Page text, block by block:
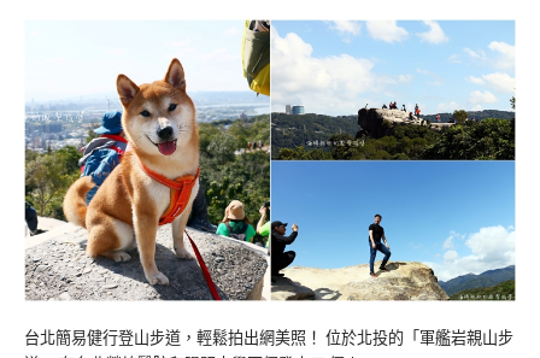
台北簡易健行登山步道，輕鬆拍出網美照！ 位於北投的「軍艦岩親山步